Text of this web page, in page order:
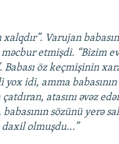
xalqdır”. Varujan
məcbur etmişdi. “Bizim
öz keçmişinin
yox idi, amma
atasını əvəz
babasının sözünü yerə
daxil olmuşdu...”